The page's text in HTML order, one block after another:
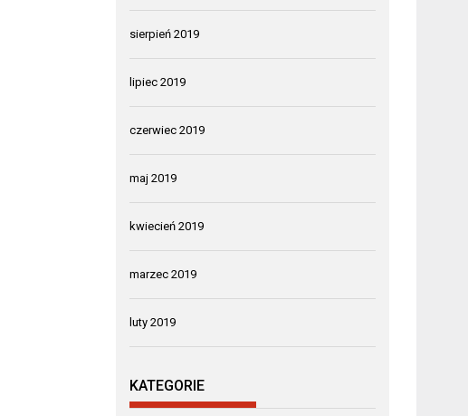
sierpień 2019
lipiec 2019
czerwiec 2019
maj 2019
kwiecień 2019
marzec 2019
luty 2019
KATEGORIE